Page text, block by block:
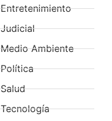
Entretenimiento
Judicial
Medio Ambiente
Política
Salud
Tecnología